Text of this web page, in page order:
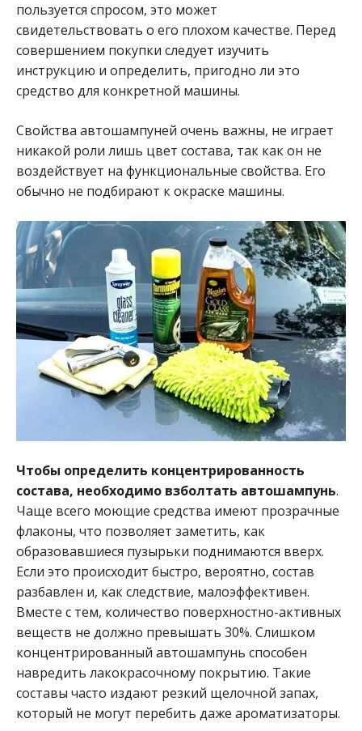
пользуется спросом, это может
свидетельствовать о его плохом качестве. Перед
совершением покупки следует изучить
инструкцию и определить, пригодно ли это
средство для конкретной машины.
Свойства автошампуней очень важны, не играет
никакой роли лишь цвет состава, так как он не
воздействует на функциональные свойства. Его
обычно не подбирают к окраске машины.
Чтобы определить концентрированность
состава, необходимо взболтать автошампунь.
Чаще всего моющие средства имеют прозрачные
флаконы, что позволяет заметить, как
образовавшиеся пузырьки поднимаются вверх.
Если это происходит быстро, вероятно, состав
разбавлен и, как следствие, малоэффективен.
Вместе с тем, количество поверхностно-активных
веществ не должно превышать 30%. Слишком
концентрированный автошампунь способен
навредить лакокрасочному покрытию. Такие
составы часто издают резкий щелочной запах,
который не могут перебить даже ароматизаторы.